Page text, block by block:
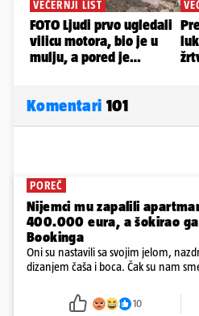
Komentari 101
POREČ
Nijemci mu zapalili
400.000 eura, a šokirao
Bookinga
Oni su nastavili sa svojim jelom,
dizanjem čaša i boca. Čak su nam
požar, rekao je vlasnik
10